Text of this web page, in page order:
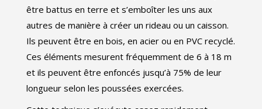
être battus en terre et s’emboîter les uns aux
autres de manière à créer un rideau ou un caisson.
Ils peuvent être en bois, en acier ou en PVC recyclé.
Ces éléments mesurent fréquemment de 6 à 18 m
et ils peuvent être enfoncés jusqu’à 75% de leur
longueur selon les poussées exercées.